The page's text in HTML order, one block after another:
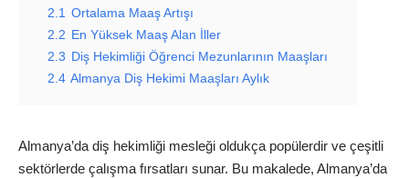
2.1 Ortalama Maaş Artışı
2.2 En Yüksek Maaş Alan İller
2.3 Diş Hekimliği Öğrenci Mezunlarının Maaşları
2.4 Almanya Diş Hekimi Maaşları Aylık
Almanya’da diş hekimliği mesleği oldukça popülerdir ve çeşitli
sektörlerde çalışma fırsatları sunar. Bu makalede, Almanya’da